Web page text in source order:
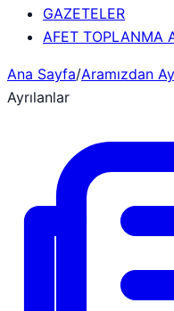
GAZETELER
AFET TOPLANMA
Ana Sayfa/Aramızdan
Ayrılanlar